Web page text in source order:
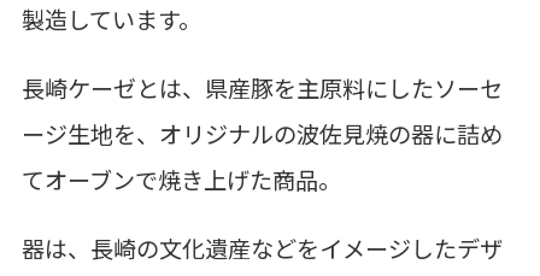
製造しています。
長崎ケーゼとは、県産豚を主原料にしたソーセ
ージ生地を、オリジナルの波佐見焼の器に詰め
てオーブンで焼き上げた商品。
器は、長崎の文化遺産などをイメージしたデザ